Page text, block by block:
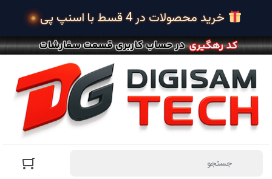
خرید محصولات در 4 قسط با اسنپ پی